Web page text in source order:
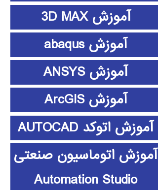
آموزش 3D MAX
آموزش abaqus
آموزش ANSYS
آموزش ArcGIS
آموزش اتوکد AUTOCAD
آموزش اتوماسیون صنعتی
Automation Studio